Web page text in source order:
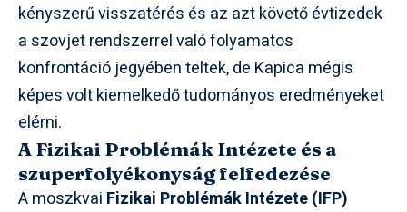
kényszerű visszatérés és az azt követő évtizedek
a szovjet rendszerrel való folyamatos
konfrontáció jegyében teltek, de Kapica mégis
képes volt kiemelkedő tudományos eredményeket
elérni.
A Fizikai Problémák Intézete és a
szuperfolyékonyság felfedezése
A moszkvai Fizikai Problémák Intézete (IFP)